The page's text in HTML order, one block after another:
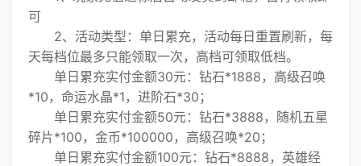
可
2、活动类型：单日累充，活动每日重置刷新，每
天每档位最多只能领取一次，高档可领取低档。
单日累充实付金额30元：钻石*1888，高级召唤
*10，命运水晶*1，进阶石*30；
单日累充实付金额50元：钻石*3888，随机五星
碎片*100，金币*100000，高级召唤*20；
单日累充实付金额100元：钻石*8888，英雄经